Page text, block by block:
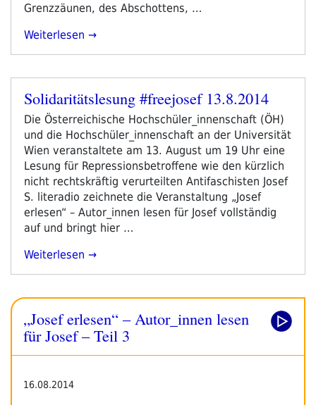
Grenzzäunen, des Abschottens, …
„Wir
Weiterlesen
Veröffentlicht
Solidaritätslesung #freejosef 13.8.2014
Die Österreichische Hochschüler_innenschaft (ÖH)
und die Hochschüler_innenschaft an der Universität
Wien veranstaltete am 13. August um 19 Uhr eine
Lesung für Repressionsbetroffene wie den kürzlich
nicht rechtskräftig verurteilten Antifaschisten Josef
S. literadio zeichnete die Veranstaltung „Josef
erlesen“ – Autor_innen lesen für Josef vollständig
auf und bringt hier …
„Solidaritätslesung
Weiterlesen
„Josef erlesen“ – Autor_innen lesen
für Josef – Teil 3
16.08.2014